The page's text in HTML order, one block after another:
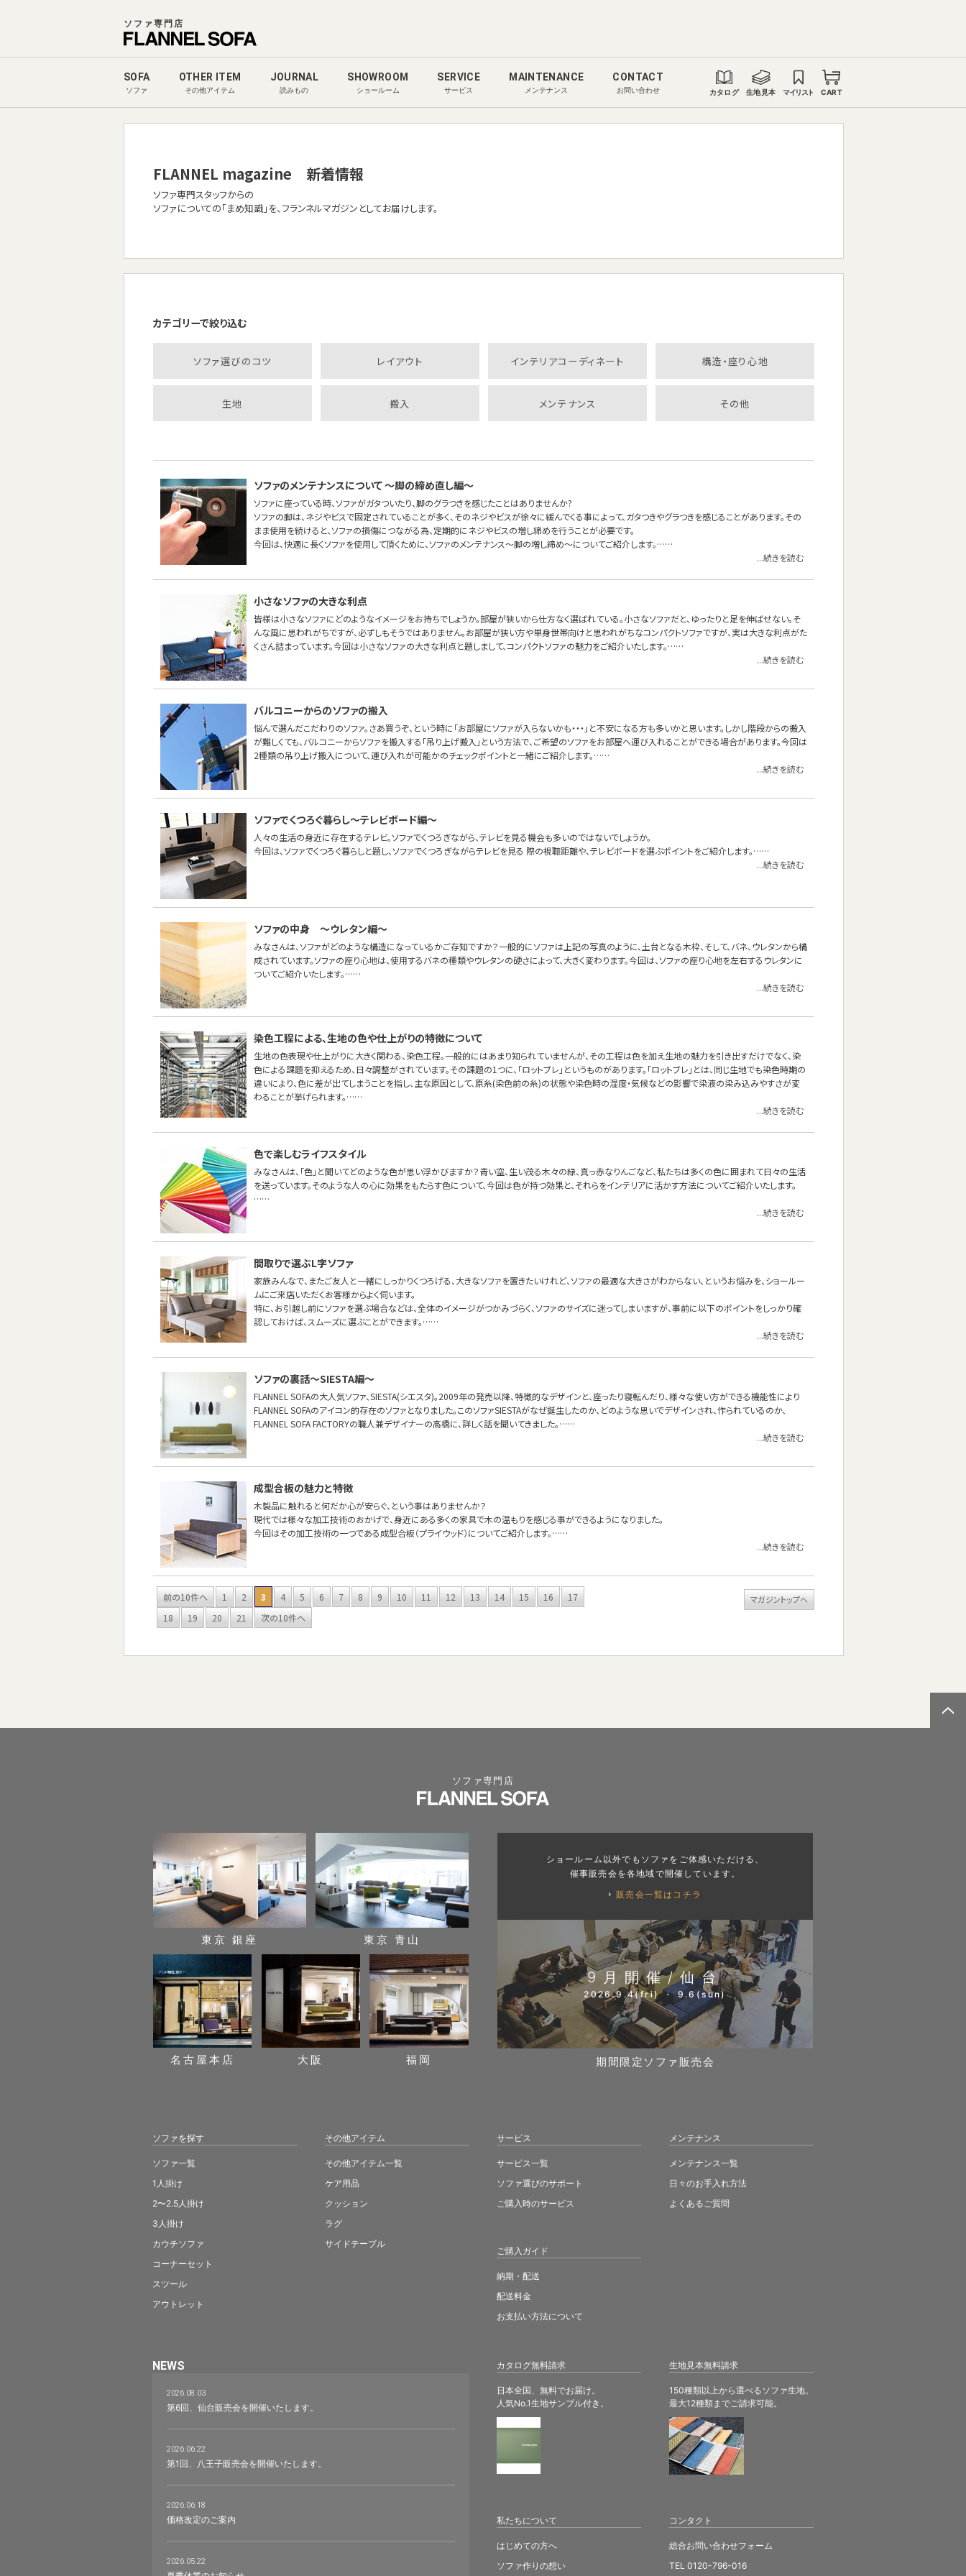
ソファ専門店
SOFA
ソファ
OTHER ITEM
その他アイテム
JOURNAL
読みもの
SHOWROOM
ショールーム
SERVICE
サービス
MAINTENANCE
メンテナンス
CONTACT
お問い合わせ カタログ 生地見本 マイリスト CART
FLANNEL magazine 新着情報
ソファ専門スタッフからの
ソファについての「まめ知識」を、フランネルマガジンとしてお届けします。
カテゴリーで絞り込む
ソファ選びのコツ レイアウト インテリアコーディネート 構造・座り心地
生地 搬入 メンテナンス その他
ソファのメンテナンスについて 〜脚の締め直し編〜
ソファに座っている時、ソファがガタついたり、脚のグラつきを感じたことはありませんか?
ソファの脚は、ネジやビスで固定されていることが多く、そのネジやビスが徐々に緩んでくる事によって、ガタつきやグラつきを感じることがあります。その
まま使用を続けると、ソファの損傷につながる為、定期的にネジやビスの増し締めを行うことが必要です。
今回は、快適に長くソファを使用して頂くために、ソファのメンテナンス〜脚の増し締め〜についてご紹介します。……
...続きを読む
小さなソファの大きな利点
皆様は小さなソファにどのようなイメージをお持ちでしょうか。部屋が狭いから仕方なく選ばれている。小さなソファだと、ゆったりと足を伸ばせない。そ
んな風に思われがちですが、必ずしもそうではありません。お部屋が狭い方や単身世帯向けと思われがちなコンパクトソファですが、実は大きな利点がた
くさん詰まっています。今回は小さなソファの大きな利点と題しまして、コンパクトソファの魅力をご紹介いたします。……
...続きを読む
バルコニーからのソファの搬入
悩んで選んだこだわりのソファ。さあ買うぞ、という時に「お部屋にソファが入らないかも・・・」と不安になる方も多いかと思います。しかし階段からの搬入
が難しくても、バルコニーからソファを搬入する「吊り上げ搬入」という方法で、ご希望のソファをお部屋へ運び入れることができる場合があります。今回は
2種類の吊り上げ搬入について、運び入れが可能かのチェックポイントと一緒にご紹介します。……
...続きを読む
ソファでくつろぐ暮らし〜テレビボード編〜
人々の生活の身近に存在するテレビ。ソファでくつろぎながら、テレビを見る機会も多いのではないでしょうか。
今回は、ソファでくつろぐ暮らしと題し、ソファでくつろぎながらテレビを見る 際の視聴距離や、テレビボードを選ぶポイントをご紹介します。……
...続きを読む
ソファの中身 ～ウレタン編～
みなさんは、ソファがどのような構造になっているかご存知ですか？一般的にソファは上記の写真のように、土台となる木枠、そして、バネ、ウレタンから構
成されています。ソファの座り心地は、使用するバネの種類やウレタンの硬さによって、大きく変わります。今回は、ソファの座り心地を左右するウレタンに
ついてご紹介いたします。……
...続きを読む
染色工程による、生地の色や仕上がりの特徴について
生地の色表現や仕上がりに大きく関わる、染色工程。一般的にはあまり知られていませんが、その工程は色を加え生地の魅力を引き出すだけでなく、染
色による課題を抑えるため、日々調整がされています。その課題の1つに、「ロットブレ」というものがあります。「ロットブレ」とは、同じ生地でも染色時期の
違いにより、色に差が出てしまうことを指し、主な原因として、原糸(染色前の糸)の状態や染色時の湿度・気候などの影響で染液の染み込みやすさが変
わることが挙げられます。……
...続きを読む
色で楽しむライフスタイル
みなさんは、「色」と聞いてどのような色が思い浮かびますか？青い空、生い茂る木々の緑、真っ赤なりんごなど、私たちは多くの色に囲まれて日々の生活
を送っています。そのような人の心に効果をもたらす色について、今回は色が持つ効果と、それらをインテリアに活かす方法についてご紹介いたします。
……
...続きを読む
間取りで選ぶL字ソファ
家族みんなで、またご友人と一緒にしっかりくつろげる、大きなソファを置きたいけれど、ソファの最適な大きさがわからない、というお悩みを、ショールー
ムにご来店いただくお客様からよく伺います。
特に、お引越し前にソファを選ぶ場合などは、全体のイメージがつかみづらく、ソファのサイズに迷ってしまいますが、事前に以下のポイントをしっかり確
認しておけば、スムーズに選ぶことができます。……
...続きを読む
ソファの裏話〜SIESTA編〜
FLANNEL SOFAの大人気ソファ、SIESTA(シエスタ)。2009年の発売以降、特徴的なデザインと、座ったり寝転んだり、様々な使い方ができる機能性により
FLANNEL SOFAのアイコン的存在のソファとなりました。このソファSIESTAがなぜ誕生したのか、どのような思いでデザインされ、作られているのか、
FLANNEL SOFA FACTORYの職人兼デザイナーの高橋に、詳しく話を聞いてきました。……
...続きを読む
成型合板の魅力と特徴
木製品に触れると何だか心が安らぐ、という事はありませんか？
現代では様々な加工技術のおかげで、身近にある多くの家具で木の温もりを感じる事ができるようになりました。
今回はその加工技術の一つである成型合板（プライウッド）についてご紹介します。……
...続きを読む
前の10件へ 1 2 3 4 5 6 7 8 9 10 11 12 13 14 15 16
17
18
19 20 21 次の10件へ
マガジントップへ
ソファ専門店
カタログ無料請求
日本全国、無料でお届け。
人気No.1生地サンプル付き。
生地見本無料請求
150種類以上から選べるソファ生地。
最大12種類までご請求可能。
東京 銀座 東京 青山
名古屋本店 大阪 福岡
ショールーム以外でもソファをご体感いただける、
催事販売会を各地域で開催しています。
販売会一覧はコチラ
9月開催/仙台
2026.9.4(fri) ・ 9.6(sun)
期間限定ソファ販売会
ソファを探す
ソファ一覧
1人掛け
2〜2.5人掛け
3人掛け
カウチソファ
コーナーセット
スツール
アウトレット
その他アイテム
その他アイテム一覧
ケア用品
クッション
ラグ
サイドテーブル
サービス
サービス一覧
ソファ選びのサポート
ご購入時のサービス
ご購入ガイド
納期・配送
配送料金
お支払い方法について
メンテナンス
メンテナンス一覧
日々のお手入れ方法
よくあるご質問
NEWS
2026.08.03
第6回、仙台販売会を開催いたします。
2026.06.22
第1回、八王子販売会を開催いたします。
2026.06.18
価格改定のご案内
2026.05.22
私たちについて
はじめての方へ
ソファ作りの想い
コンタクト
総合お問い合わせフォーム
TEL 0120-796-016